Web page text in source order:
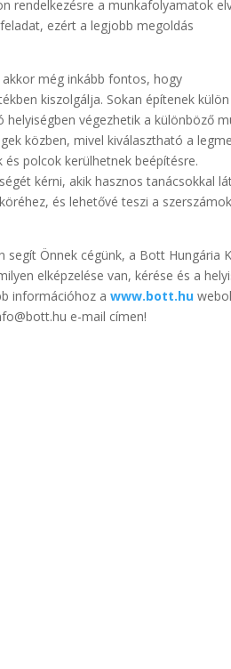
rendelkezésre a munkafolyamatok
ezért a legjobb megoldás
még inkább fontos, hogy
kiszolgálja. Sokan építenek
végezhetik a különböző
közben, mivel kiválasztható a
polcok kerülhetnek beépítésre.
kérni, akik hasznos tanácsokkal
és lehetővé teszi a
segít Önnek cégünk, a Bott Hungária
elképzelése van, kérése és a
információhoz awww.bott.hu
e-mail címen!